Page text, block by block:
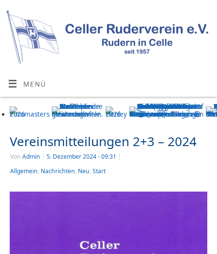
MENÜ
Vereinsmitteilungen 2+3 – 2024
VonAdmin | 5. Dezember 2024- 09:31 |
Allgemein, Nachrichten, Neu,Start